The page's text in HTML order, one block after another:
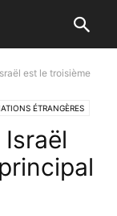
est le troisième
ÉTRANGÈRES